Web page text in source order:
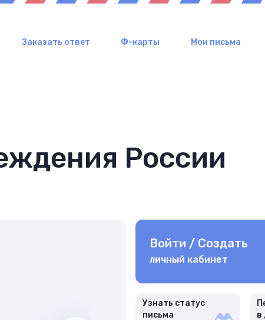
Заказать ответ Ф-карты Мои письма
России
Войти / Создать
личный кабинет
Узнать статус
письма
в